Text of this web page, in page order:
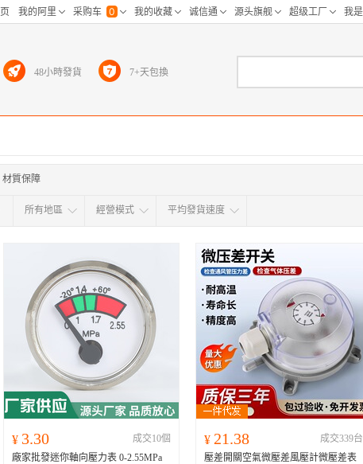
材質保障
所有地區
采购距离:
江浙沪 华东区 华南区 华中区 华北区
海外 北京 天津 重庆
广东 山东 河北
河南 福建 安徽 广西
山西 内蒙古 吉林 黑龙江
青海 四川
經營模式 平均發貨速度
¥ 3.30
成交10個
廠家批發迷你軸向壓力表 0-2.55MPa
¥ 21.38
成交339台
壓差開關空氣微壓差風壓計微壓差表
48小時發貨 7+天包換